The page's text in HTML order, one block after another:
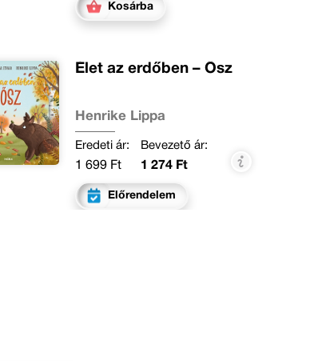
Kosárba
Élet az erdőben – Ősz
Henrike Lippa
Eredeti ár:
1 699 Ft
Bevezető ár:
1 274 Ft
Előrendelem